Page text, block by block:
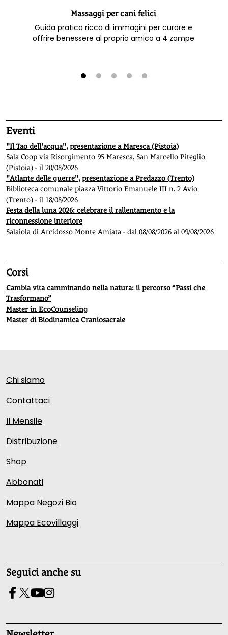
Massaggi per cani felici
Guida pratica ricca di immagini per curare e
offrire benessere al proprio amico a 4 zampe
Eventi
"Il Tao dell'acqua", presentazione a Maresca (Pistoia)
Sala Coop via Risorgimento 95 Maresca, San Marcello Piteglio
(Pistoia) - il 20/08/2026
"Atlante delle guerre", presentazione a Predazzo (Trento)
Biblioteca comunale piazza Vittorio Emanuele III n. 2 Avio
(Trento) - il 18/08/2026
Festa della luna 2026: celebrare il rallentamento e la
riconnessione interiore
Salaiola di Arcidosso Monte Amiata - dal 08/08/2026 al 09/08/2026
Corsi
Cambia vita camminando nella natura: il percorso “Passi che
Trasformano”
Master in EcoCounseling
Master di Biodinamica Craniosacrale
Chi siamo
Contattaci
Il Mensile
Distribuzione
Shop
Abbonati
Mappa Negozi Bio
Mappa Ecovillaggi
Seguici anche su